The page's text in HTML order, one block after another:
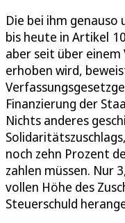
Die bei ihm
bis heute in Artikel
aber seit über
erhoben wird,
Finanzierung der
Nichts anderes
noch zehn Prozent
zahlen müssen. Nur
vollen Höhe des
Steuerschuld